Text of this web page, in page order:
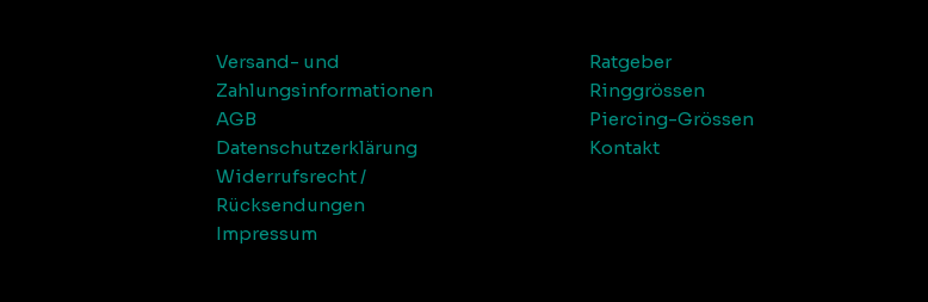
Versand- und
Zahlungsinformationen
AGB
Datenschutzerklärung
Widerrufsrecht /
Rücksendungen
Impressum
Ratgeber
Ringgrössen
Piercing-Grössen
Kontakt